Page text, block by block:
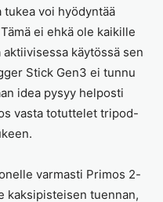
voi hyödyntää
ei ehkä ole kaikille
käytössä sen
Stick Gen3 ei tunnu
idea pysyy helposti
vasta totuttelet tripod-
varmasti Primos 2-
kaksipisteisen tuennan,